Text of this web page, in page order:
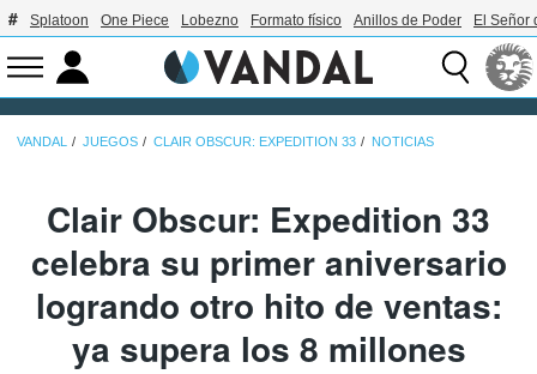
Splatoon One Piece Lobezno Formato físico Anillos de Poder El Señor
VANDAL JUEGOS CLAIR OBSCUR: EXPEDITION 33 NOTICIAS
Clair Obscur: Expedition 33
celebra su primer aniversario
logrando otro hito de ventas:
ya supera los 8 millones